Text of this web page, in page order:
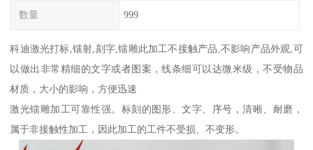
数量 999
科迪激光打标,镭射,刻字,镭雕此加工不接触产品,不影响产品外观,可
以做出非常精细的文字或者图案，线条细可以达微米级，不受物品
材质，大小的影响，方便迅速
激光镭雕加工可靠性强。标刻的图形、文字、序号，清晰、耐磨，
属于非接触性加工，因此加工的工件不受损、不变形。